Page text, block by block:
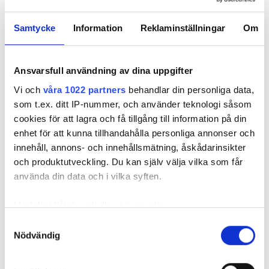
Samtycke Information Reklaminställningar Om
Ansvarsfull användning av dina uppgifter
Vi och våra 1022 partners behandlar din personliga data,
som t.ex. ditt IP-nummer, och använder teknologi såsom
cookies för att lagra och få tillgång till information på din
enhet för att kunna tillhandahålla personliga annonser och
innehåll, annons- och innehållsmätning, åskådarinsikter
och produktutveckling. Du kan själv välja vilka som får
använda din data och i vilka syften.
Med din tillåtelse skulle vi även vilja:
som kan ha en noggrannhet på upp till flera meter
Nödvändig
Solcellsfirman
avkrävs 58 000
för glipor mellan
Var det fel att
ansluta en 16 A
växelriktare med
De vill lösa